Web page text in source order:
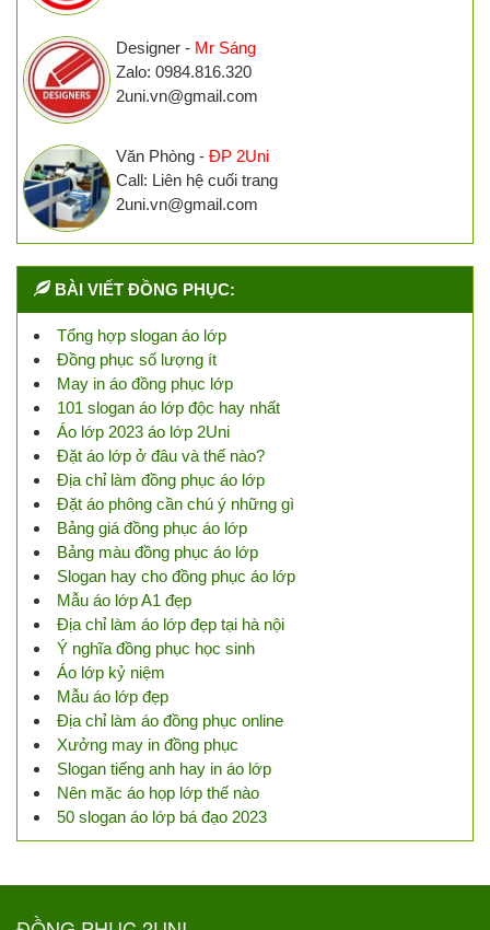
Designer - Mr Sáng
Zalo: 0984.816.320
2uni.vn@gmail.com
Văn Phòng - ĐP 2Uni
Call: Liên hệ cuối trang
2uni.vn@gmail.com
BÀI VIẾT ĐỒNG PHỤC:
Tổng hợp slogan áo lớp
Đồng phục số lượng ít
May in áo đồng phục lớp
101 slogan áo lớp độc hay nhất
Áo lớp 2023 áo lớp 2Uni
Đặt áo lớp ở đâu và thế nào?
Địa chỉ làm đồng phục áo lớp
Đặt áo phông cần chú ý những gì
Bảng giá đồng phục áo lớp
Bảng màu đồng phục áo lớp
Slogan hay cho đồng phục áo lớp
Mẫu áo lớp A1 đẹp
Địa chỉ làm áo lớp đẹp tại hà nội
Ý nghĩa đồng phục học sinh
Áo lớp kỷ niệm
Mẫu áo lớp đẹp
Địa chỉ làm áo đồng phục online
Xưởng may in đồng phục
Slogan tiếng anh hay in áo lớp
Nên mặc áo họp lớp thế nào
50 slogan áo lớp bá đạo 2023